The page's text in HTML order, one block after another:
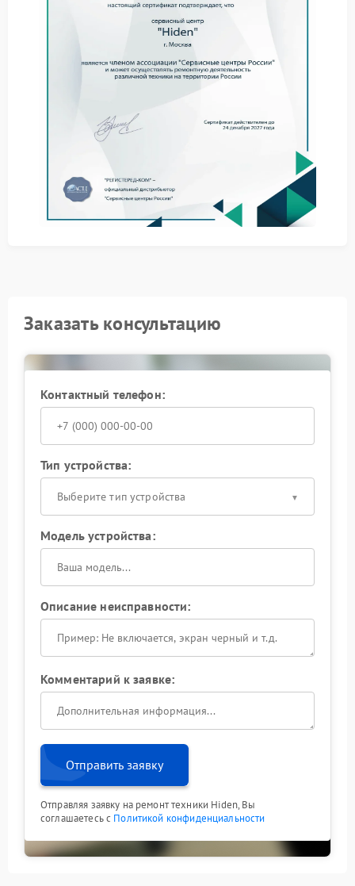
риск нештатных ситуаций.
Не пытайтесь разбирать корпус самостоятельно:
внутренние цепи чувствительны к вмешательству.
Обратитесь в сервисный центр Hiden для
профессиональной оценки состояния устройства.
Ремонт Hiden выполняется с учетом заводских
оригинальные компоненты и методики,
позволяющие вернуть устройству рабочие
соответствие заявленным параметрам.
Доверьте восстановление ИБП опытным мастерам —
это оптимальный способ вернуть технике
Заказать консультацию
Контактный телефон:
Тип устройства:
Выберите тип устройства
Модель устройства:
Описание неисправности:
Комментарий к заявке:
Отправить заявку
Отправляя заявку на ремонт техники Hiden, Вы
соглашаетесь с Политикой конфиденциальности